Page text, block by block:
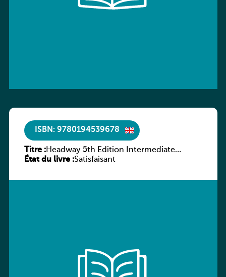
ISBN: 9780194539678
Titre :Headway 5th Edition Intermediate
Workbook without key
État du livre :Satisfaisant